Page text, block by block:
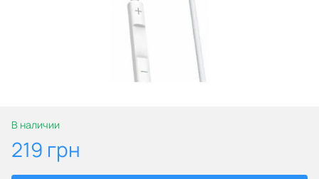
В наличии
219 грн